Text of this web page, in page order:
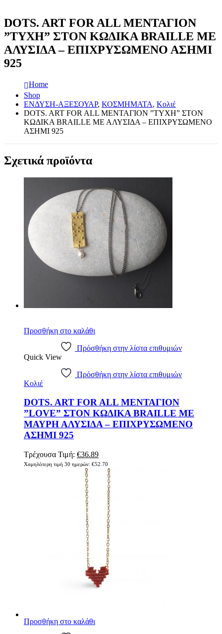
DOTS. ART FOR ALL ΜΕΝΤΑΓΙΟΝ
”ΤΥΧΗ” ΣΤΟΝ ΚΩΔΙΚΑ BRAILLE ΜΕ
ΑΛΥΣΙΔΑ – ΕΠΙΧΡΥΣΩΜΕΝΟ ΑΣΗΜΙ
925
Home
Shop
ΕΝΔΥΣΗ-ΑΞΕΣΟΥΑΡ, ΚΟΣΜΗΜΑΤΑ, Κολιέ
DOTS. ART FOR ALL ΜΕΝΤΑΓΙΟΝ ”ΤΥΧΗ” ΣΤΟΝ
ΚΩΔΙΚΑ BRAILLE ΜΕ ΑΛΥΣΙΔΑ – ΕΠΙΧΡΥΣΩΜΕΝΟ
ΑΣΗΜΙ 925
Σχετικά προϊόντα
Προσθήκη στο καλάθι
Πρόσθήκη στην λίστα επιθυμιών
Quick View
Πρόσθήκη στην λίστα επιθυμιών
Κολιέ
DOTS. ART FOR ALL ΜΕΝΤΑΓΙΟΝ
”LOVE” ΣΤΟΝ ΚΩΔΙΚΑ BRAILLE ΜΕ
ΜΑΥΡΗ ΑΛΥΣΙΔΑ – ΕΠΙΧΡΥΣΩΜΕΝΟ
ΑΣΗΜΙ 925
Τρέχουσα Τιμή: Original
price
was:
€52.70.
€36.89Η
τρέχουσα
τιμή
είναι:
€36.89.
Χαμηλότερη τιμή 30 ημερών: €52.70
Προσθήκη στο καλάθι